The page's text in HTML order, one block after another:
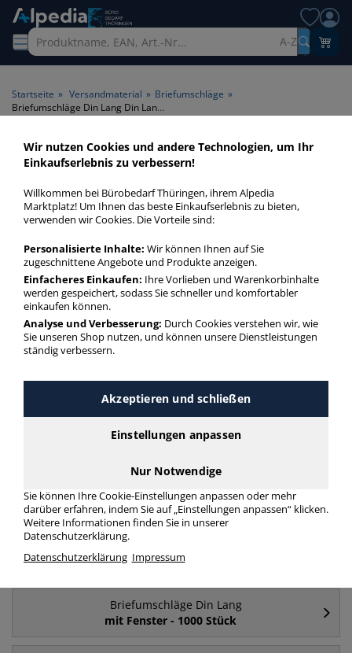
A-Z
Startseite » Versandmaterial » Briefumschläge »
Briefumschläge Din Lang Din Lang nassklebend
Briefumschläge Din Lang Din
Lang nassklebend > Format
Din Lang > Klebung
nassklebend
Briefumschläge Din Lang Din Lang nassklebend in bester
Qualität zum günstigen Preis. Finden Sie schnell
Briefumschläge Din Lang Din Lang nassklebend mit unserer
Filter-Funktion.
Briefumschläge Din Lang Din Lang nassklebend
mehr Infos zur Kategorie
Briefumschläge Din Lang
mit Fenster
ohne Fenster
Briefumschläge Din Lang
mit Fenster - 1000 Stück
Wir nutzen Cookies und andere Technologien, um Ihr
Einkaufserlebnis zu verbessern!
Willkommen bei Bürobedarf Thüringen, ihrem Alpedia
Marktplatz! Um Ihnen das beste Einkaufserlebnis zu bieten,
verwenden wir Cookies. Die Vorteile sind:
Personalisierte Inhalte: Wir können Ihnen auf Sie
zugeschnittene Angebote und Produkte anzeigen.
Einfacheres Einkaufen: Ihre Vorlieben und Warenkorbinhalte
werden gespeichert, sodass Sie schneller und komfortabler
einkaufen können.
Analyse und Verbesserung: Durch Cookies verstehen wir, wie
Sie unseren Shop nutzen, und können unsere Dienstleistungen
ständig verbessern.
Akzeptieren und schließen
Einstellungen anpassen
Nur Notwendige
Sie können Ihre Cookie-Einstellungen anpassen oder mehr
darüber erfahren, indem Sie auf „Einstellungen anpassen“ klicken.
Weitere Informationen finden Sie in unserer
Datenschutzerklärung.
Datenschutzerklärung Impressum